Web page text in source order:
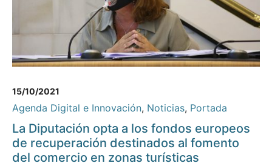
15/10/2021
Agenda Digital e Innovación, Noticias, Portada
La Diputación opta a los fondos europeos
de recuperación destinados al fomento
del comercio en zonas turísticas